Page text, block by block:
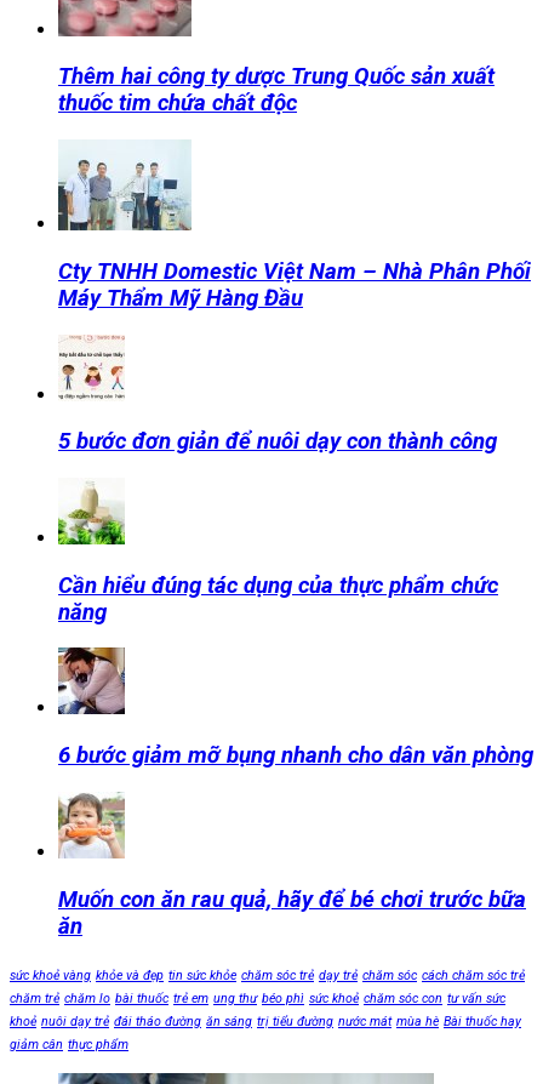
Thêm hai công ty dược Trung Quốc sản xuất
thuốc tim chứa chất độc
Cty TNHH Domestic Việt Nam – Nhà Phân Phối
Máy Thẩm Mỹ Hàng Đầu
5 bước đơn giản để nuôi dạy con thành công
Cần hiểu đúng tác dụng của thực phẩm chức
năng
6 bước giảm mỡ bụng nhanh cho dân văn phòng
Muốn con ăn rau quả, hãy để bé chơi trước bữa
ăn
sức khoẻ vàng khỏe và đẹp tin sức khỏe chăm sóc trẻ dạy trẻ chăm sóc cách chăm sóc trẻ
chăm trẻ chăm lo bài thuốc trẻ em ung thư béo phì sức khoẻ chăm sóc con tư vấn sức
khoẻ nuôi dạy trẻ đái tháo đường ăn sáng trị tiểu đường nước mát mùa hè Bài thuốc hay
giảm cân thực phẩm